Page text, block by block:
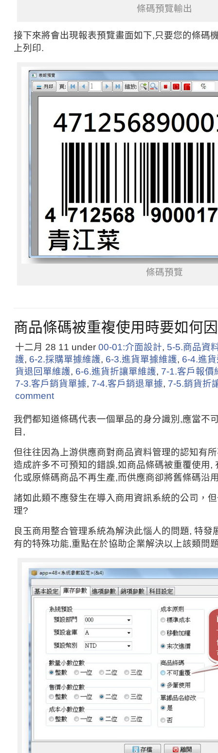
條碼預覽輸出
接下來將會出現報表預覽畫面如下,只要您的條碼
上列印.
條碼預覽
商品條碼被重複使用時要如何
十二月 28 11 under 00-01:介面設計, 5-5.商品資
護, 6-2.採購單據維護, 6-3.進貨單據維護, 6-4.進
貨退回單維護, 6-6.進貨折讓單維護, 7-1.客戶報價
7-3.客戶銷貨單據, 7-4.客戶銷退單據, 7-5.銷貨折
comment
我們都知道條碼代表一個單品的身分識別,應當不
目,
但往往因為上游供應商對商品資料管理的認知有
造成許多不可預知的錯誤,如商品條碼被重覆使用,
化或原條碼商品不再生產,而供應商卻將舊條碼沿
諸如此類不應發生在導入商用資訊系統的公司，
理?
良玉商用整合管理系統為解決此惱人的問題, 特發
有的特殊功能,重點在於協助企業解決以上該類問